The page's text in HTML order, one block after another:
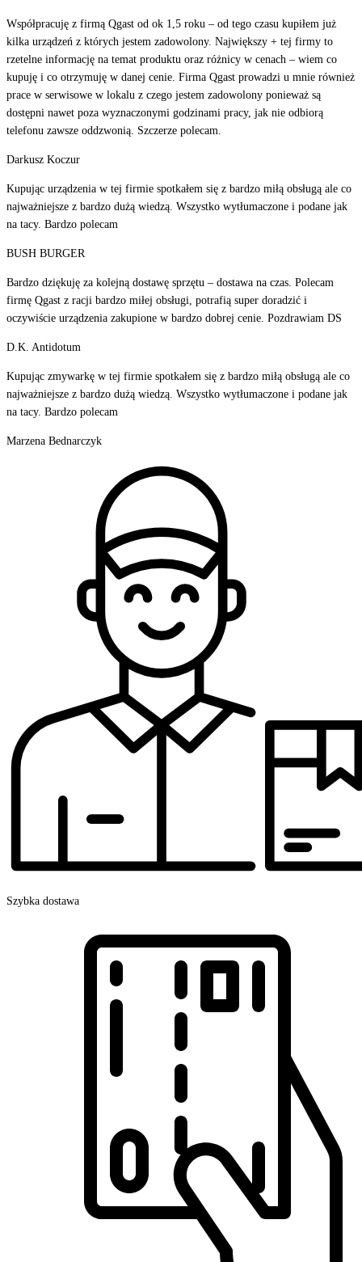
Współpracuję z firmą Qgast od ok 1,5 roku – od tego czasu kupiłem już
kilka urządzeń z których jestem zadowolony. Największy + tej firmy to
rzetelne informację na temat produktu oraz różnicy w cenach – wiem co
kupuję i co otrzymuję w danej cenie. Firma Qgast prowadzi u mnie również
prace w serwisowe w lokalu z czego jestem zadowolony ponieważ są
dostępni nawet poza wyznaczonymi godzinami pracy, jak nie odbiorą
telefonu zawsze oddzwonią. Szczerze polecam.
Darkusz Koczur
Kupując urządzenia w tej firmie spotkałem się z bardzo miłą obsługą ale co
najważniejsze z bardzo dużą wiedzą. Wszystko wytłumaczone i podane jak
na tacy. Bardzo polecam
BUSH BURGER
Bardzo dziękuję za kolejną dostawę sprzętu – dostawa na czas. Polecam
firmę Qgast z racji bardzo miłej obsługi, potrafią super doradzić i
oczywiście urządzenia zakupione w bardzo dobrej cenie. Pozdrawiam DS
D.K. Antidotum
Kupując zmywarkę w tej firmie spotkałem się z bardzo miłą obsługą ale co
najważniejsze z bardzo dużą wiedzą. Wszystko wytłumaczone i podane jak
na tacy. Bardzo polecam
Marzena Bednarczyk
Szybka dostawa